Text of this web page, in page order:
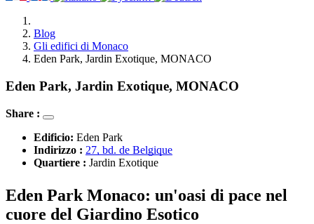
Blog
Gli edifici di Monaco
Eden Park, Jardin Exotique, MONACO
Eden Park, Jardin Exotique, MONACO
Share :
Edificio: Eden Park
Indirizzo : 27, bd. de Belgique
Quartiere : Jardin Exotique
Eden Park Monaco: un'oasi di pace nel
cuore del Giardino Esotico